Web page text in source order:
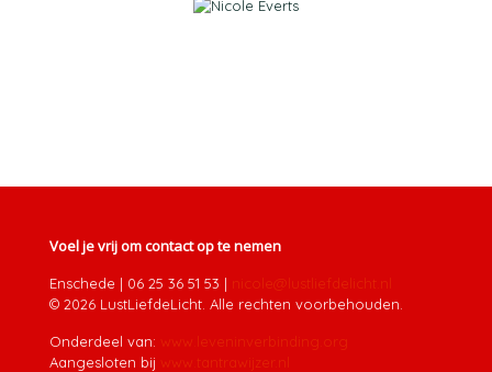
Voel je vrij om contact op te nemen
Enschede | 06 25 36 51 53 | nicole@lustliefdelicht.nl
© 2026 LustLiefdeLicht. Alle rechten voorbehouden.
Onderdeel van: www.leveninverbinding.org
Aangesloten bij www.tantrawijzer.nl